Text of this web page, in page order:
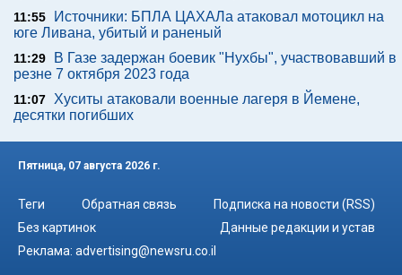
11:55
Источники: БПЛА ЦАХАЛа атаковал мотоцикл на
юге Ливана, убитый и раненый
11:29
В Газе задержан боевик "Нухбы", участвовавший в
резне 7 октября 2023 года
11:07
Хуситы атаковали военные лагеря в Йемене,
десятки погибших
Пятница, 07 августа 2026 г.
Теги Обратная связь
Подписка на новости (RSS)
Без картинок
Данные редакции и устав
Реклама: advertising@newsru.co.il